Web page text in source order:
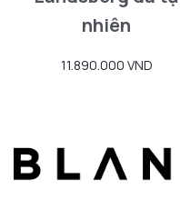
nhiên
11.890.000 VND